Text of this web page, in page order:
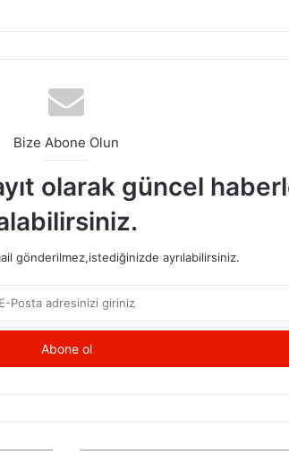
Bize Abone Olun
olarak güncel
gönderilmez,istediğinizde ayrılabilirsiniz.